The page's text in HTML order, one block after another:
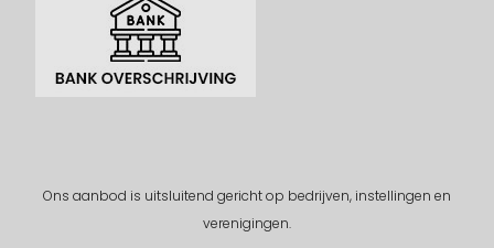
Ons aanbod is uitsluitend gericht op bedrijven, instellingen en
verenigingen.